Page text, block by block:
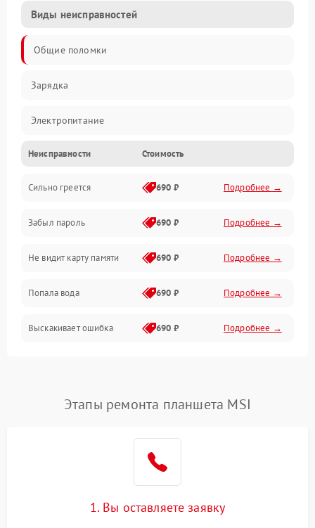
Виды неисправностей
Общие поломки
Зарядка
Электропитание
Экран и изображение
Дисплей
Экран (дисплей)
Связь
Разговор (микрофон, динамик)
Перегрев и нестабильная работа
Сеть и интернет
Память и данные
Неисправности Стоимость
Сильно греется 690 ₽ Подробнее →
Забыл пароль 690 ₽ Подробнее →
Не видит карту памяти 690 ₽ Подробнее →
Попала вода 690 ₽ Подробнее →
Выскакивает ошибка 690 ₽ Подробнее →
Этапы ремонта планшета MSI
1. Вы оставляете заявку